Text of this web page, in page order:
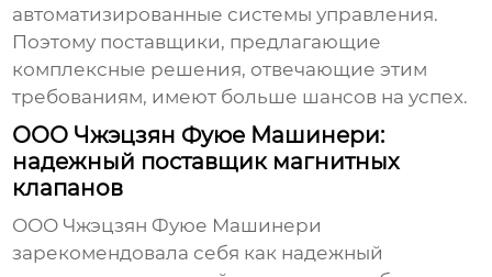
автоматизированные системы управления.
Поэтому поставщики, предлагающие
комплексные решения, отвечающие этим
требованиям, имеют больше шансов на успех.
ООО Чжэцзян Фуюе Машинери:
надежный поставщик магнитных
клапанов
ООО Чжэцзян Фуюе Машинери
зарекомендовала себя как надежный